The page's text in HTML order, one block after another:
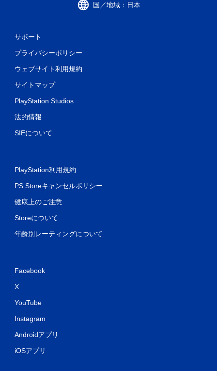
国／地域：日本
サポート
プライバシーポリシー
ウェブサイト利用規約
サイトマップ
PlayStation Studios
法的情報
SIEについて
PlayStation利用規約
PS Storeキャンセルポリシー
健康上のご注意
Storeについて
年齢別レーティングについて
Facebook
X
YouTube
Instagram
Androidアプリ
iOSアプリ